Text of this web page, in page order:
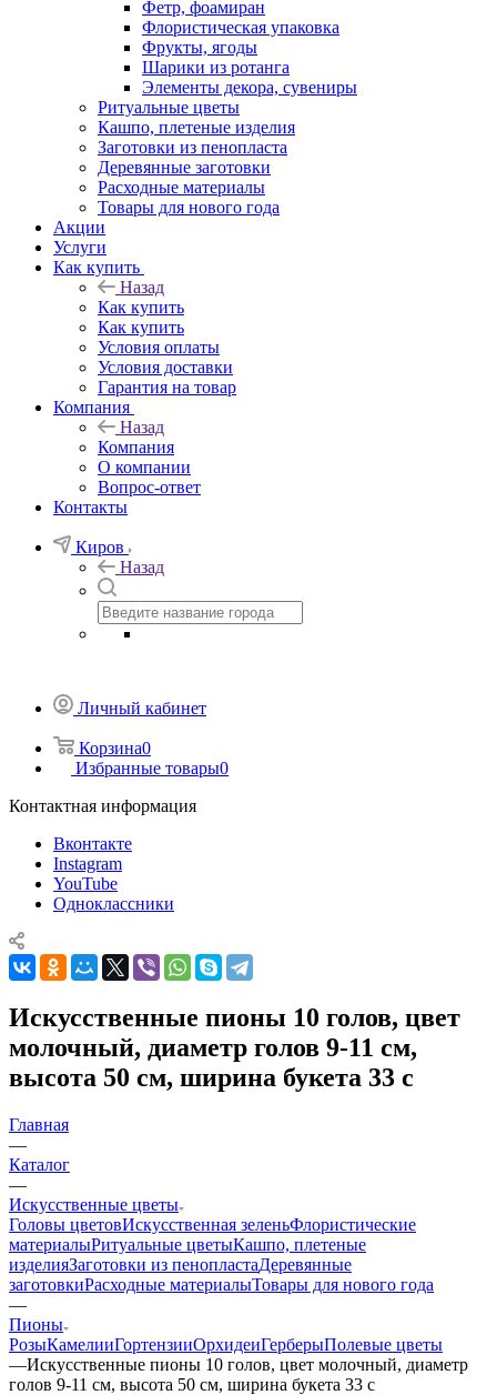
Фетр, фоамиран
Флористическая упаковка
Фрукты, ягоды
Шарики из ротанга
Элементы декора, сувениры
Ритуальные цветы
Кашпо, плетеные изделия
Заготовки из пенопласта
Деревянные заготовки
Расходные материалы
Товары для нового года
Акции
Услуги
Как купить
Назад
Как купить
Как купить
Условия оплаты
Условия доставки
Гарантия на товар
Компания
Назад
Компания
О компании
Вопрос-ответ
Контакты
Киров
Назад
Личный кабинет
Корзина0
Избранные товары0
Контактная информация
Вконтакте
Instagram
YouTube
Одноклассники
Искусственные пионы 10 голов, цвет
молочный, диаметр голов 9-11 см,
высота 50 см, ширина букета 33 с
Главная
—
Каталог
—
Искусственные цветы
Головы цветовИскусственная зеленьФлористические
материалыРитуальные цветыКашпо, плетеные
изделияЗаготовки из пенопластаДеревянные
заготовкиРасходные материалыТовары для нового года
—
Пионы
РозыКамелииГортензииОрхидеиГерберыПолевые цветы
—Искусственные пионы 10 голов, цвет молочный, диаметр
голов 9-11 см, высота 50 см, ширина букета 33 с